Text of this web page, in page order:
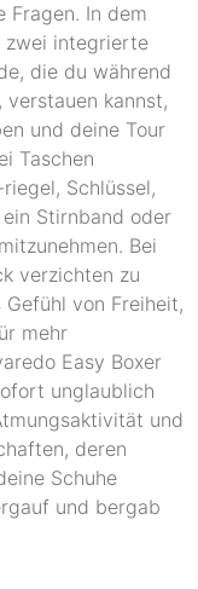
Fragen. In dem
zwei integrierte
die du während
kannst,
und deine Tour
Taschen
Schlüssel,
Stirnband oder
Bei
verzichten zu
von Freiheit,
mehr
Easy Boxer
unglaublich
und
deren
Schuhe
und bergab